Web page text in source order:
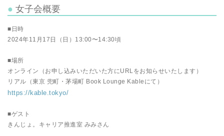
女子会概要
■日時
2024年11月17日（日）13:00〜14:30頃
■場所
オンライン（お申し込みいただいた方にURLをお知らせいたします）
リアル（東京 兜町・茅場町 Book Lounge Kableにて）
https://kable.tokyo/
■ゲスト
きんじょ。キャリア推進室 みみさん